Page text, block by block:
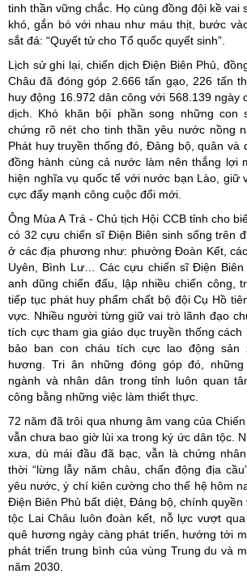
tinh thần vững chắc. Họ cùng đồng đội kề vai
khó, gắn bó với nhau như máu thịt, bước
sắt đá: “Quyết tử cho Tổ quốc quyết sinh”.
Lịch sử ghi lại, chiến dịch Điện Biên Phủ,
Châu đã đóng góp 2.666 tấn gạo, 226 tấn
huy động 16.972 dân công với 568.139 ngày
dịch. Khó khăn bội phần song những con
chứng rõ nét cho tinh thần yêu nước nồng
Phát huy truyền thống đó, Đảng bộ, quân và
đồng hành cùng cả nước làm nên thắng lợi
hiện nghĩa vụ quốc tế với nước bạn Lào, giữ
cực đẩy mạnh công cuộc đổi mới.
Ông Mùa A Trá - Chủ tịch Hội CCB tỉnh cho
có 32 cựu chiến sĩ Điện Biên sinh sống trên
ở các địa phương như: phường Đoàn Kết,
Uyên, Bình Lư… Các cựu chiến sĩ Điện Biên
anh dũng chiến đấu, lập nhiều chiến công,
tiếp tục phát huy phẩm chất bộ đội Cụ Hồ
vực. Nhiều người từng giữ vai trò lãnh đạo
tích cực tham gia giáo dục truyền thống cách
bảo ban con cháu tích cực lao động sản
hương. Tri ân những đóng góp đó,
ngành và nhân dân trong tỉnh luôn quan
công bằng những việc làm thiết thực.
72 năm đã trôi qua nhưng âm vang của
vẫn chưa bao giờ lùi xa trong ký ức dân tộc.
xưa, dù mái đầu đã bạc, vẫn là chứng
thời “lừng lẫy năm châu, chấn động địa
yêu nước, ý chí kiên cường cho thế hệ hôm
Điện Biên Phủ bất diệt, Đảng bộ, chính quyền
tộc Lai Châu luôn đoàn kết, nỗ lực vượt
quê hương ngày càng phát triển, hướng tới
phát triển trung bình của vùng Trung du và
năm 2030.